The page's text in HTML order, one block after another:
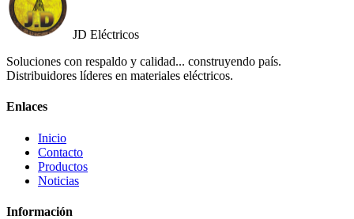
JD Eléctricos
Soluciones con respaldo y calidad... construyendo país.
Distribuidores líderes en materiales eléctricos.
Enlaces
Inicio
Contacto
Productos
Noticias
Información